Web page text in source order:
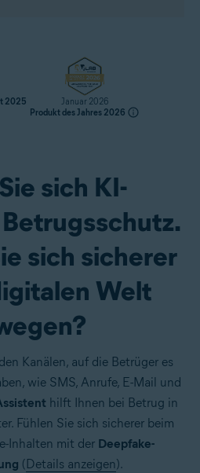
2025
Januar 2026
Produkt des Jahres 2026
sich KI-
sich sicherer
Welt
Kanälen, auf die Betrüger es
wie SMS, Anrufe, E-Mail und
hilft Ihnen bei Betrug in
Fühlen Sie sich sicherer beim
Inhalten mit der Deepfake-
( Details anzeigen).